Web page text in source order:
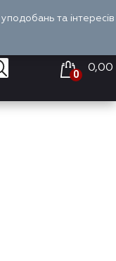
UA
0
0,00
та інтересів